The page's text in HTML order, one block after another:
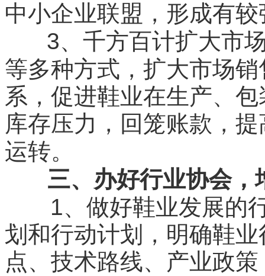
中小企业联盟，形成有
3、千方百计扩大市
等多种方式，扩大市场
系，促进鞋业在生产、
库存压力，回笼账款，
运转。
三、办好行业协会
1、做好鞋业发展的
划和行动计划，明确鞋
点、技术路线、产业政